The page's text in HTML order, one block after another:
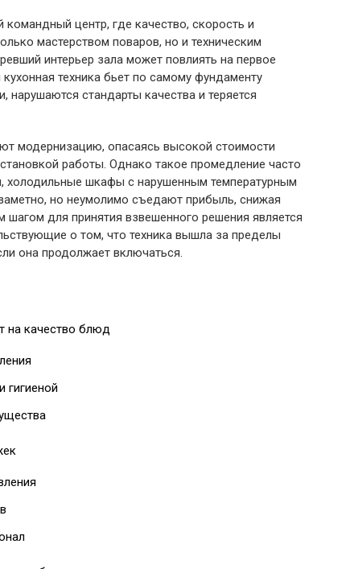
командный центр, где качество, скорость и
мастерством поваров, но и техническим
интерьер зала может повлиять на первое
техника бьет по самому фундаменту
нарушаются стандарты качества и теряется
модернизацию, опасаясь высокой стоимости
работы. Однако такое промедление часто
холодильные шкафы с нарушенным температурным
но неумолимо съедают прибыль, снижая
для принятия взвешенного решения является
о том, что техника вышла за пределы
она продолжает включаться.
на качество блюд
гигиеной